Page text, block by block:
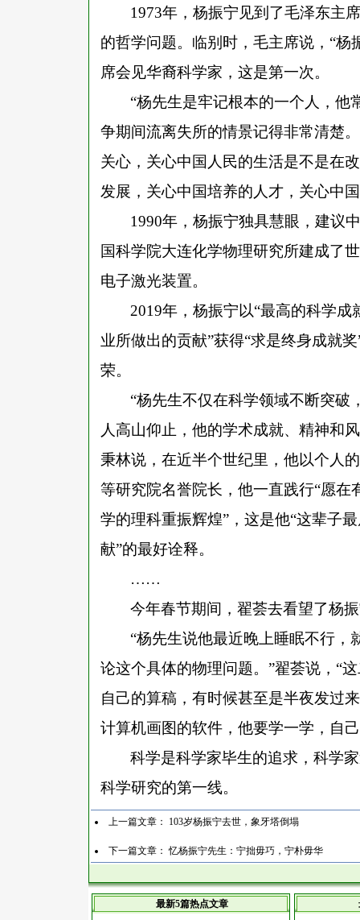
1973年，杨振宁见到了毛泽东主
的哲学问题。临别时，毛主席说，“
席会见华裔科学家，这是第一次。
“杨先生是牢记根本的一个人，
争期间流离失所的情景记得非常清楚
关心，关心中国人民的生活是不是在
发展，关心中国培养的人才，关心中
1990年，杨振宁独具慧眼，建议
国科学院大连化学物理研究所建成了
电子激光装置。
2019年，杨振宁以“最高的科学
业所做出的贡献”获得“求是终身成就
荣。
“杨先生不仅在科学领域不断突
人高山仰止，他的学术成就、精神和
秉林说，在近半个世纪里，他以个人
等研究院名誉院长，他一直践行“愿在
学的理科重振辉煌”，这是他“这辈子
献”的最好诠释。
……
今年春节期间，翟荟去看望了杨
“杨先生说他最近晚上睡眠不行
论这个具体的物理问题。”翟荟说，“
自己的算稿，有时候甚至是半夜发过
计算机画图的软件，他要学一学，自
科学是科学家毕生的追求，科学
科学研究的第一线。
上一篇文章： 103岁杨振宁去世，象牙塔倒塌
下一篇文章：忆杨振宁先生：宁拙毋巧，宁朴毋华
最新5篇热点文章